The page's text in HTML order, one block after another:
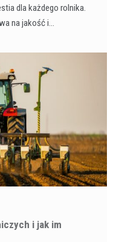
dla każdego rolnika.
na jakość i…
i jak im